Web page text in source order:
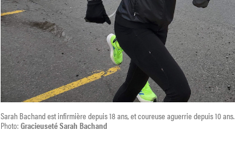
Sarah Bachand est infirmière depuis 18 ans, et coureuse aguerrie depuis 10 ans.
Photo:Gracieuseté Sarah Bachand